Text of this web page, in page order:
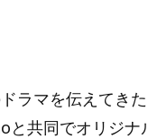
ラマを伝えてき
共同でオリジナ